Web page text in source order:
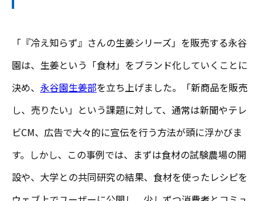
「『冷え知らず』さんの生姜シリーズ」を販売する永谷
園は、生姜という「食材」をブランド化していくことに
決め、 永谷園生姜部を立ち上げました。「新商品を販売
し、売りたい」という課題に対して、通常は新聞やテレ
ビCM、広告で大々的に宣伝を行う方法が頭に浮かびま
す。しかし、この事例では、まずは食材の試験農場の開
設や、大学との共同研究の結果、食材を使ったレシピを